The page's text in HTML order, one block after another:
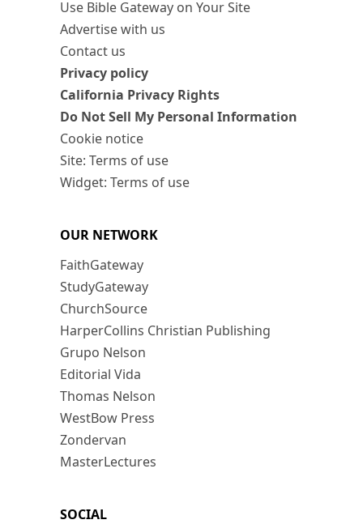
Use Bible Gateway on Your Site
Advertise with us
Contact us
Privacy policy
California Privacy Rights
Do Not Sell My Personal Information
Cookie notice
Site: Terms of use
Widget: Terms of use
OUR NETWORK
FaithGateway
StudyGateway
ChurchSource
HarperCollins Christian Publishing
Grupo Nelson
Editorial Vida
Thomas Nelson
WestBow Press
Zondervan
MasterLectures
SOCIAL